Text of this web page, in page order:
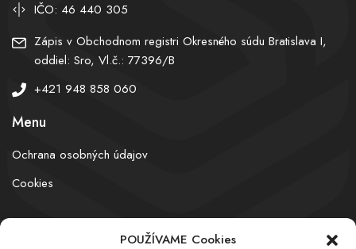
POUŽÍVAME Cookies
IČO: 46 440 305
Zápis v Obchodnom registri Okresného súdu Bratislava I,
oddiel: Sro, Vl.č.: 77396/B
+421 948 858 060
Menu
Ochrana osobných údajov
Cookies